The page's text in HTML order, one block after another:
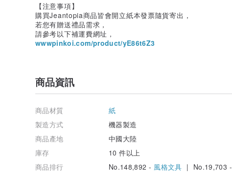
【注意事項】
購買Jeantopia商品皆會開立紙本發票隨貨寄出，
若您有贈送禮品需求，
請參考以下補運費網址，
wwwpinkoi.com/product/yE86t6Z3
商品資訊
商品材質
紙
製造方式
機器製造
商品產地
中國大陸
庫存
10 件以上
商品排行
No.148,892 - 風格文具 | No.19,703 -